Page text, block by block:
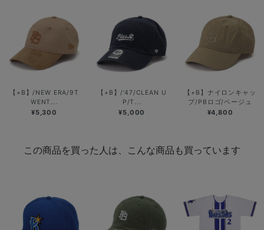
【+B】/NEW ERA/9T
WENT...
¥5,300
【+B】/’47/CLEAN U
P/T...
¥5,000
【+B】ナイロンキャッ
プ/PBロゴ/ベージュ
¥4,800
この商品を買った人は、こんな商品も買っています